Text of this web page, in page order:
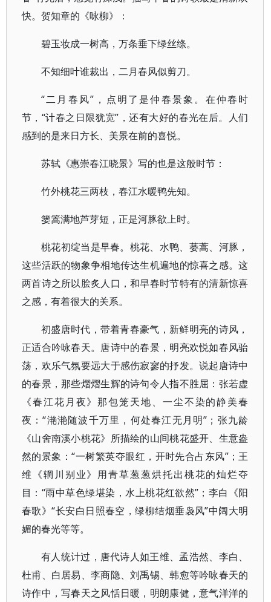
快。贺知章的《咏柳》：
碧玉妆成一树高，万条垂下绿丝绦。
不知细叶谁裁出，二月春风似剪刀。
“二月春风”，点明了是仲春景象。在仲春时
节，“计春之日限犹宽”，还有大好的春光在后。人们
感到的是来日方长、美景在前的喜悦。
苏轼《惠崇春江晓景》写的也是这般时节：
竹外桃花三两枝，春江水暖鸭先知。
篓篙满地芦芽短，正是河豚欲上时。
桃花初绽当是早春。桃花、水鸭、蒌蒿、河豚，
这些活跃的物象争相地传达生机遍地的惊喜之感。这
两首诗之所以脍炙人口，和早春时节特有的清新惊喜
之感，有着很大的关系。
初盛唐时代，带着青春豪气，新鲜明亮的诗风，
正适合吟咏春天。唐诗中的春景，明亮欢悦如春风骀
荡，欢乐气氛要远大于感伤寂寥的抒发。说起唐诗中
的春景，那些熠熠生辉的诗句令人指不胜屈：张若虚
《春江花月夜》那包笼天地、一尘不染的静美春
夜：“滟滟随波千万里，何处春江无月明”；张九龄
《山舍南溪小桃花》所描绘的山间桃花盛开、生意盎
然的景象：“一树繁英夺眼红，开时先合占东风”；王
维《辋川别业》用青草葱葱烘托出桃花的灿烂夺
目：“雨中草色绿堪染，水上桃花红欲然”；李白《阳
春歌》“长安白日照春空，绿柳结烟垂袅风”中阔大明
媚的春光等等。
有人统计过，唐代诗人如王维、孟浩然、李白、
杜甫、白居易、李商隐、刘禹锡、韩愈等吟咏春天的
诗作中，写春天之风恬日暖，明朗康健，意气洋洋的